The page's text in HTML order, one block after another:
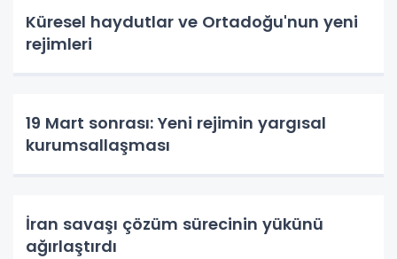
Küresel haydutlar ve Ortadoğu'nun yeni
rejimleri
19 Mart sonrası: Yeni rejimin yargısal
kurumsallaşması
İran savaşı çözüm sürecinin yükünü
ağırlaştırdı